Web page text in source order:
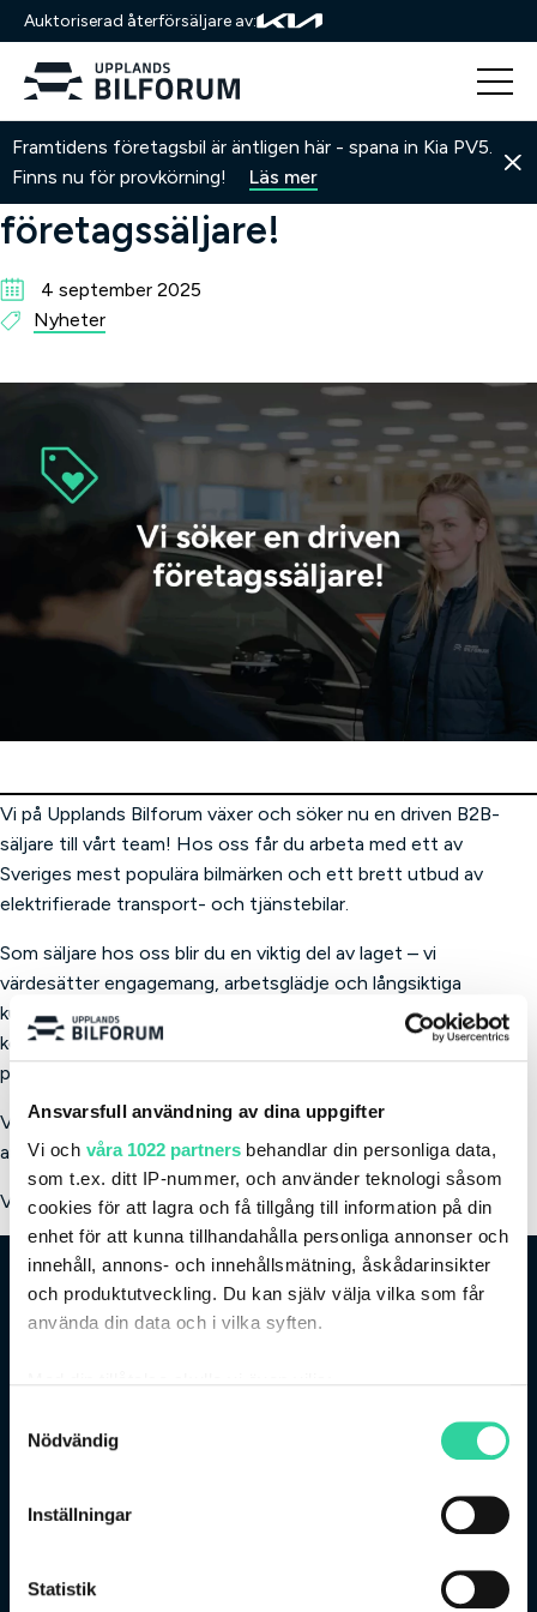
Ansvarsfull användning av dina uppgifter
Vi och våra 1022 partnersbehandlar din personliga data,
som t.ex. ditt IP-nummer, och använder teknologi såsom
cookies för att lagra och få tillgång till information på din
enhet för att kunna tillhandahålla personliga annonser och
innehåll, annons- och innehållsmätning, åskådarinsikter
och produktutveckling. Du kan själv välja vilka som får
använda din data och i vilka syften.
som kan ha en noggrannhet på upp till flera meter
Ta reda på mer om hur dina personliga uppgifter
Du kan ändra eller dra tillbaka ditt samtycke när som
Nödvändig
Inställningar
Statistik
Auktoriserad återförsäljare av:
Framtidens företagsbil är äntligen här - spana in Kia PV5.
Finns nu för provkörning!
Läs mer
Hem Nyheter Vi söker en driven företagssäljare!
Vi söker en driven
företagssäljare!
4 september 2025
Nyheter
Vi på Upplands Bilforum växer och söker nu en driven B2B-
säljare till vårt team! Hos oss får du arbeta med ett av
Sveriges mest populära bilmärken och ett brett utbud av
elektrifierade transport- och tjänstebilar.
Som säljare hos oss blir du en viktig del av laget – vi
värdesätter engagemang, arbetsglädje och långsiktiga
kundrelationer. Vi erbjuder en trygg arbetsplats med erfarna
kollegor, kontinuerlig utbildning och fast lön kombinerat med
provision.
Vill du vara med och driva vår försäljning framåt? Läs mer och
ansök:Upplands Bilforum – Lediga Jobb
Vi ser fram emot att höra från dig!
018-13 13 10